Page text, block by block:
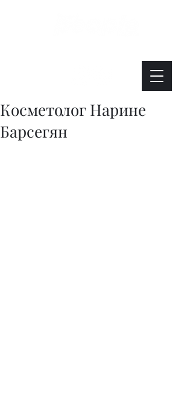
Косметолог Нарине
Барсегян